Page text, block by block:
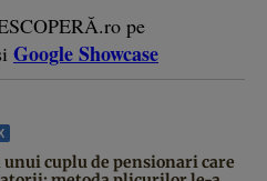
pe
Google Showcase
unui cuplu de pensionari care